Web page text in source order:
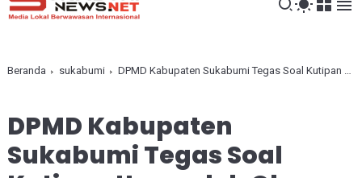
Beranda sukabumi DPMD Kabupaten Sukabumi Tegas Soal Kutipan Uang oleh Oknum Pendamping Hukum Desa
DPMD Kabupaten
Sukabumi Tegas Soal